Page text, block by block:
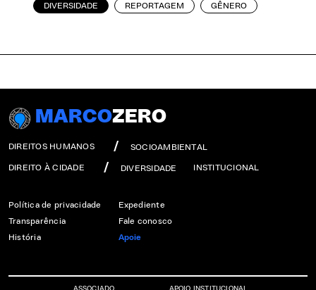
DIVERSIDADE REPORTAGEM GÊNERO
MARCOZERO
DIREITOS HUMANOS SOCIOAMBIENTAL
DIREITO À CIDADE DIVERSIDADE INSTITUCIONAL
Política de privacidade
Transparência
História
Expediente
Fale conosco
Apoie
ASSOCIADO APOIO INSTITUCIONAL